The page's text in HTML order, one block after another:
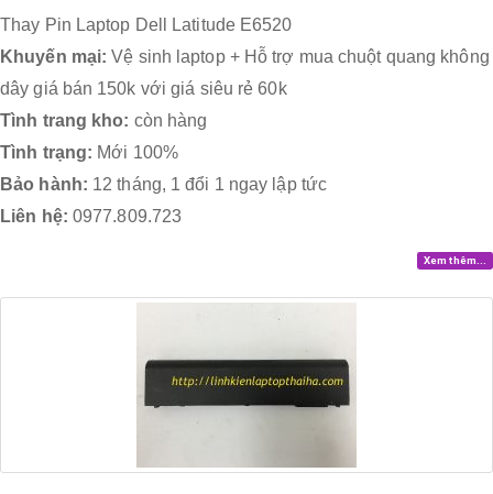
Thay Pin Laptop Dell Latitude E6520
Khuyến mại: Vệ sinh laptop + Hỗ trợ mua chuột quang không
dây giá bán 150k với giá siêu rẻ 60k
Tình trang kho: còn hàng
Tình trạng: Mới 100%
Bảo hành: 12 tháng, 1 đổi 1 ngay lập tức
Liên hệ: 0977.809.723
Xem thêm...